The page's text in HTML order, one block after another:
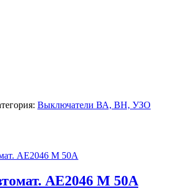
Выключатели ВА, ВН, УЗО
АЕ2046 М 50А